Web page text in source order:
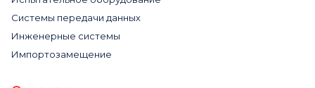
Системы передачи данных
Инженерные системы
Импортозамещение